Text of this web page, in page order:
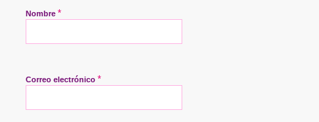
Nombre *
Correo electrónico *